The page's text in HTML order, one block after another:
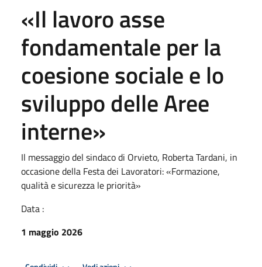
«Il lavoro asse
fondamentale per la
coesione sociale e lo
sviluppo delle Aree
interne»
Il messaggio del sindaco di Orvieto, Roberta Tardani, in
occasione della Festa dei Lavoratori: «Formazione,
qualità e sicurezza le priorità»
Data :
1 maggio 2026